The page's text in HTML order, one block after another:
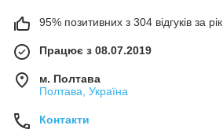
95% позитивних з 304 відгуків за рік
Працює з 08.07.2019
м. Полтава
Полтава, Україна
Контакти